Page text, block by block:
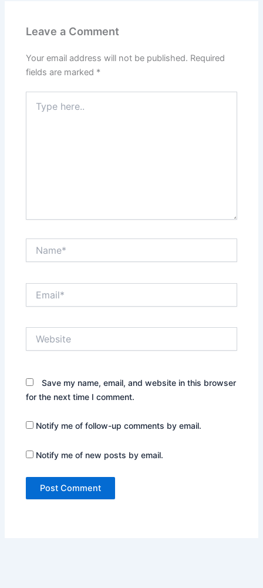
o
k
p
Leave a Comment
Your email address will not be published. Required
fields are marked *
here..
Save my name, email, and website in this browser
for the next time I comment.
Notify me of follow-up comments by email.
Notify me of new posts by email.